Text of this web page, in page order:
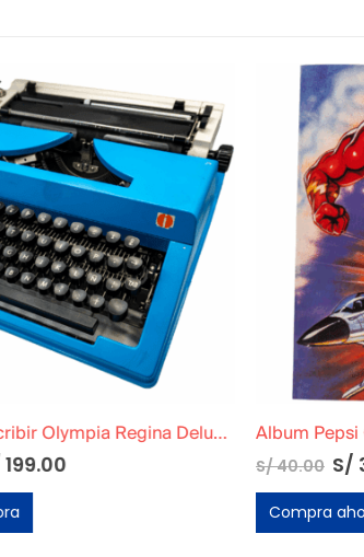
Marca de Escribir Olympia Regina Deluxe Azul
El
Album Pepsi
S/40.00 S/
Compra